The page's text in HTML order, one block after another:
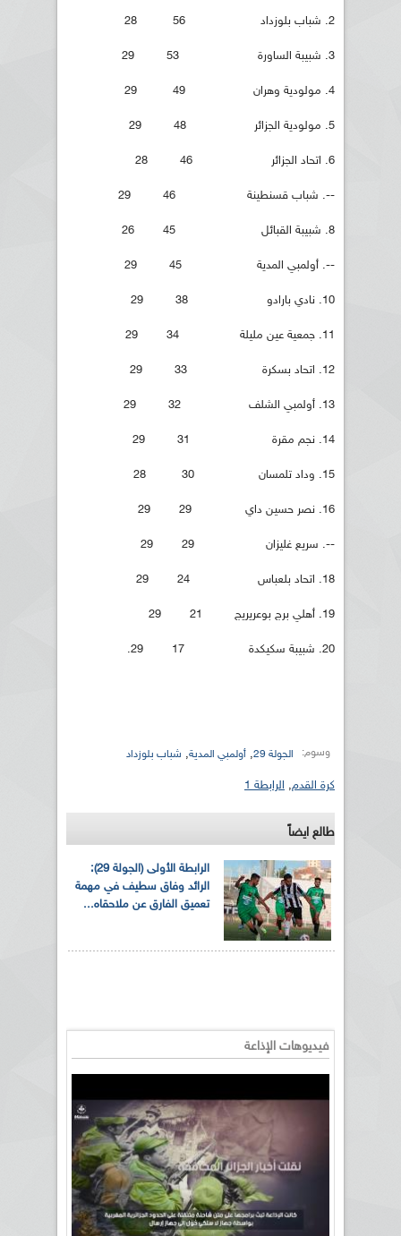
2. شباب بلوزداد 56 28
3. شبيبة الساورة 53 29
4. مولودية وهران 49 29
5. مولودية الجزائر 48 29
6. اتحاد الجزائر 46 28
--. شباب قسنطينة 46 29
8. شبيبة القبائل 45 26
--. أولمبي المدية 45 29
10. نادي بارادو 38 29
11. جمعية عين مليلة 34 29
12. اتحاد بسكرة 33 29
13. أولمبي الشلف 32 29
14. نجم مقرة 31 29
15. وداد تلمسان 30 28
16. نصر حسين داي 29 29
--. سريع غليزان 29 29
18. اتحاد بلعباس 24 29
19. أهلي برج بوعريريج 21 29
20. شبيبة سكيكدة 17 29.
وسوم: الجولة 29 , أولمبي المدية, شباب بلوزداد
كرة القدم, الرابطة 1
طالع ايضاً
الرابطة الأولى (الجولة 29):
الرائد وفاق سطيف في مهمة
تعميق الفارق عن ملاحقاه...
فيديوهات الإذاعة